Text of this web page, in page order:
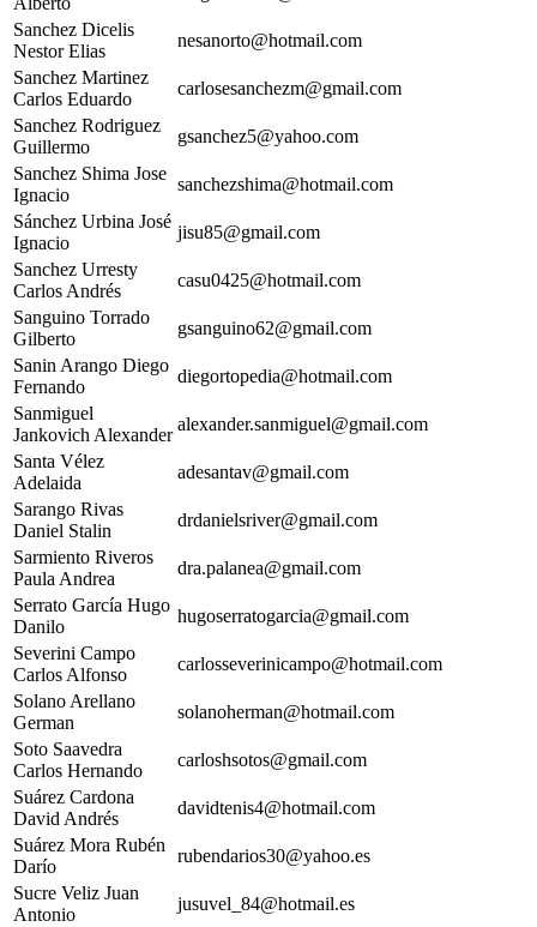
Sanchez Dicelis
Nestor Elias
nesanorto@hotmail.com
Sanchez Martinez
Carlos Eduardo
carlosesanchezm@gmail.com
Sanchez Rodriguez
Guillermo
gsanchez5@yahoo.com
Sanchez Shima Jose
Ignacio
sanchezshima@hotmail.com
Sánchez Urbina José
Ignacio
jisu85@gmail.com
Sanchez Urresty
Carlos Andrés
casu0425@hotmail.com
Sanguino Torrado
Gilberto
gsanguino62@gmail.com
Sanin Arango Diego
Fernando
diegortopedia@hotmail.com
Sanmiguel
Jankovich Alexander
alexander.sanmiguel@gmail.com
Santa Vélez
Adelaida
adesantav@gmail.com
Sarango Rivas
Daniel Stalin
drdanielsriver@gmail.com
Sarmiento Riveros
Paula Andrea
dra.palanea@gmail.com
Serrato García Hugo
Danilo
hugoserratogarcia@gmail.com
Severini Campo
Carlos Alfonso
carlosseverinicampo@hotmail.com
Solano Arellano
German
solanoherman@hotmail.com
Soto Saavedra
Carlos Hernando
carloshsotos@gmail.com
Suárez Cardona
David Andrés
davidtenis4@hotmail.com
Suárez Mora Rubén
Darío
rubendarios30@yahoo.es
Sucre Veliz Juan
Antonio
jusuvel_84@hotmail.es